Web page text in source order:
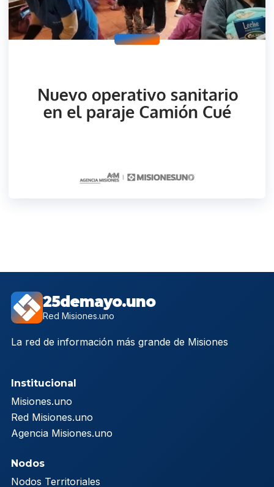
25demayo.uno
Red Misiones.uno
La red de información más grande de Misiones
Institucional
Misiones.uno
Red Misiones.uno
Agencia Misiones.uno
Nodos
Nodos Territoriales